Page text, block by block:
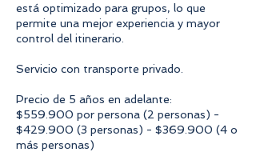
está optimizado para grupos, lo que
permite una mejor experiencia y mayor
control del itinerario.
Servicio con transporte privado.
Precio de 5 años en adelante:
$559.900 por persona (2 personas) -
$429.900 (3 personas) - $369.900 (4 o
más personas)